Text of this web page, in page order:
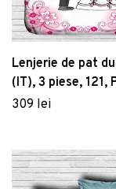
Lenjerie de pat
(IT), 3 piese, 121,
Home, Poliester
309 lei